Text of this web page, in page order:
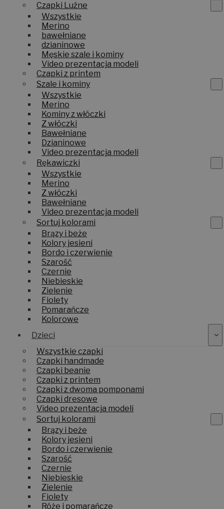
Czapki Luźne
Wszystkie
Merino
bawełniane
dzianinowe
Męskie szale i kominy
Video prezentacja modeli
Czapki z printem
Szale i kominy
Wszystkie
Merino
Kominy z włóczki
Z włóczki
Bawełniane
Dzianinowe
Video prezentacja modeli
Rękawiczki
Wszystkie
Merino
Z włóczki
Bawełniane
Video prezentacja modeli
Sortuj kolorami
Brązy i beże
Kolory jesieni
Bordo i czerwienie
Szarość
Czernie
Niebieskie
Zielenie
Fiolety
Pomarańcze
Kolorowe
Dzieci
Wszystkie czapki
Czapki handmade
Czapki beanie
Czapki z printem
Czapki z dwoma pomponami
Czapki dresowe
Video prezentacja modeli
Sortuj kolorami
Brązy i beże
Kolory jesieni
Bordo i czerwienie
Szarość
Czernie
Niebieskie
Zielenie
Fiolety
Róże i pomarańcze